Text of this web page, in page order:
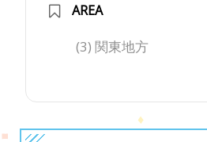
AREA
(3) 関東地方